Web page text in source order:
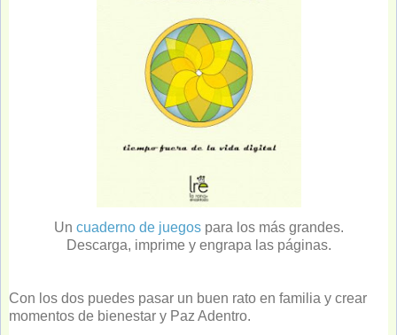
Un cuaderno de juegos para los más grandes.
Descarga, imprime y engrapa las páginas.
Con los dos puedes pasar un buen rato en familia y crear
momentos de bienestar y Paz Adentro.